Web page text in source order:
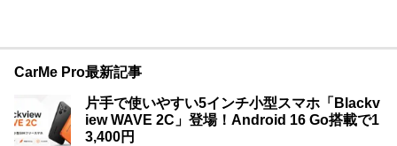
CarMe Pro最新記事
片手で使いやすい5インチ小型スマホ「Blackv
iew WAVE 2C」登場！Android 16 Go搭載で1
3,400円